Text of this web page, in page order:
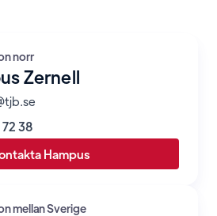
norr
Zernell
38
Hampus
mellan Sverige